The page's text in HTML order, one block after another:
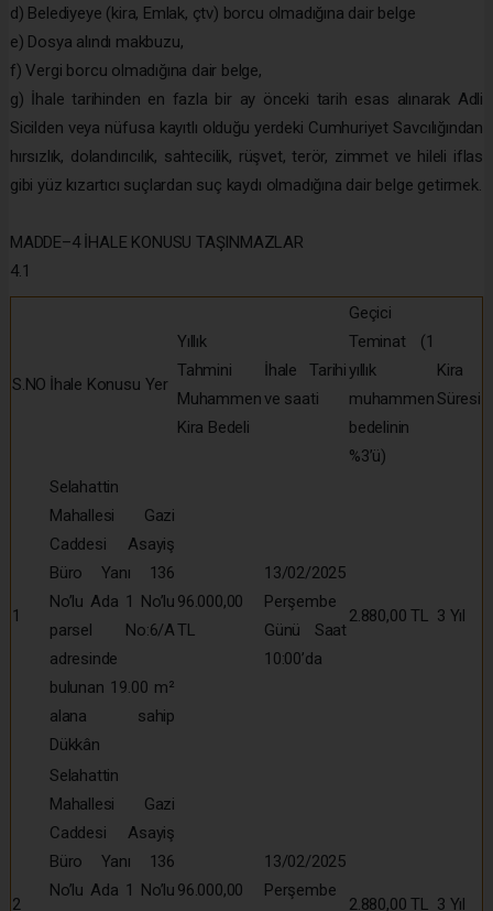
d) Belediyeye (kira, Emlak, çtv) borcu olmadığına dair belge
e) Dosya alındı makbuzu,
f) Vergi borcu olmadığına dair belge,
g) İhale tarihinden en fazla bir ay önceki tarih esas alınarak Adli
Sicilden veya nüfusa kayıtlı olduğu yerdeki Cumhuriyet Savcılığından
hırsızlık, dolandırıcılık, sahtecilik, rüşvet, terör, zimmet ve hileli iflas
gibi yüz kızartıcı suçlardan suç kaydı olmadığına dair belge getirmek.
MADDE–4 İHALE KONUSU TAŞINMAZLAR
4.1
S.NO İhale Konusu Yer
Yıllık
Tahmini
Muhammen
Kira Bedeli
İhale Tarihi
ve saati
Geçici
Teminat (1
yıllık
muhammen
bedelinin
%3’ü)
Kira
Süresi
1
Selahattin
Mahallesi Gazi
Caddesi Asayiş
Büro Yanı 136
No’lu Ada 1 No’lu
parsel No:6/A
adresinde
bulunan 19.00 m²
alana sahip
Dükkân
96.000,00
TL
13/02/2025
Perşembe
Günü Saat
10:00’da
2.880,00 TL 3 Yıl
2
Selahattin
Mahallesi Gazi
Caddesi Asayiş
Büro Yanı 136
No’lu Ada 1 No’lu 96.000,00
13/02/2025
Perşembe
2.880,00 TL 3 Yıl